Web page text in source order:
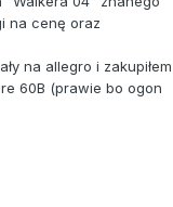
na cenę oraz
na allegro i zakupiłem
60B (prawie bo ogon